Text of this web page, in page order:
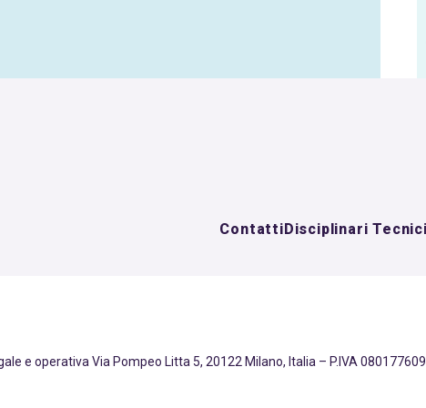
ContattiDisciplinari Tecnici
e operativa Via Pompeo Litta 5, 20122 Milano, Italia – P.IVA